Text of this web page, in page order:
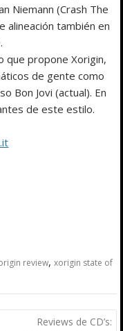
Niemann (Crash The
alineación también en
que propone Xorigin,
de gente como
Bon Jovi (actual). En
de este estilo.
review,xorigin state of
Reviews de CD’s: